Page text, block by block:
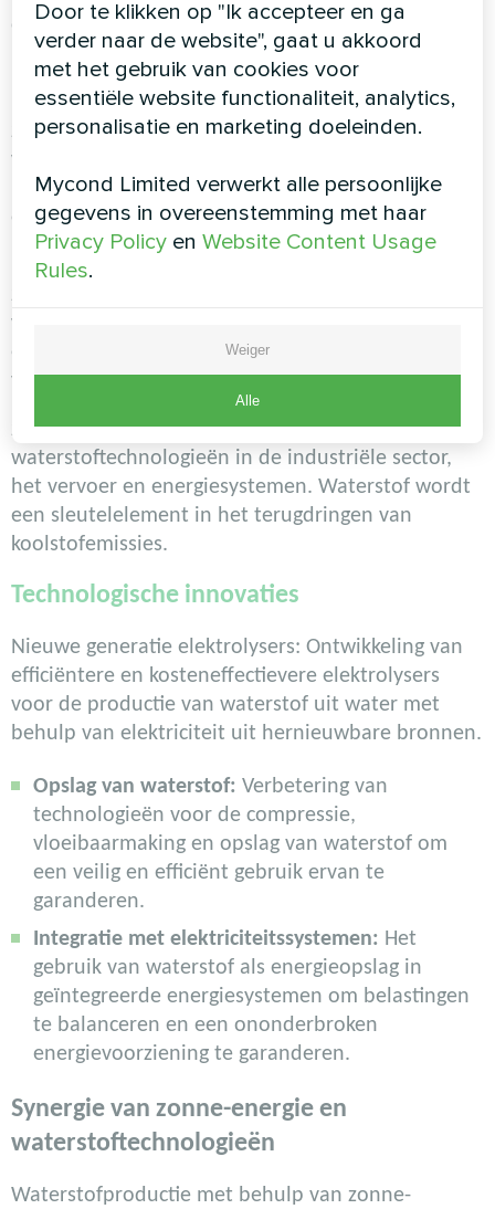
opslag
Marktgroei en trends
2024-2025:Beginfase van de expansie van de
waterstoftechnologiemarkt. Overheden en de
privésector investeren actief in onderzoek en
ontwikkeling. Het aantal demonstratieprojecten zal
naar verwachting toenemen.
2026-2028:
waterstof uit hernieuwbare bronnen zoals zonne-
en windenergie. Ontwikkeling van infrastructuur
voor transport en opslag van waterstof.
2029-2030:Wijdverspreide toepassing van
waterstoftechnologieën in de industriële sector,
het vervoer en energiesystemen. Waterstof wordt
een sleutelelement in het terugdringen van
koolstofemissies.
Technologische innovaties
Nieuwe generatie elektrolysers: Ontwikkeling van
efficiëntere en kosteneffectievere elektrolysers
voor de productie van waterstof uit water met
behulp van elektriciteit uit hernieuwbare bronnen.
Opslag van waterstof: Verbetering van
technologieën voor de compressie,
vloeibaarmaking en opslag van waterstof om
een veilig en efficiënt gebruik ervan te
garanderen.
Integratie met elektriciteitssystemen: Het
gebruik van waterstof als energieopslag in
geïntegreerde energiesystemen om belastingen
te balanceren en een ononderbroken
energievoorziening te garanderen.
Synergie van zonne-energie en
waterstoftechnologieën
Waterstofproductie met behulp van zonne-
Door te klikken op "Ik accepteer en ga
verder naar de website", gaat u akkoord
met het gebruik van cookies voor
essentiële website functionaliteit, analytics,
personalisatie en marketing doeleinden.
Mycond Limited verwerkt alle persoonlijke
gegevens in overeenstemming met haar
Privacy Policy enWebsite Content Usage
Rules.
Weiger
Alle